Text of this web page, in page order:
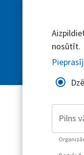
nosūtīt.
Pilns